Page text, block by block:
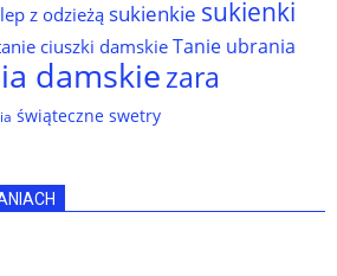
z odzieżą sukienkie sukienki
ciuszki damskie Tanie ubrania
damskiezara
świąteczne swetry